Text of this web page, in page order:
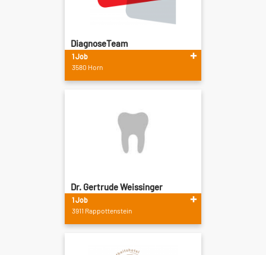
DiagnoseTeam
1 Job
3580 Horn
Dr. Gertrude Weissinger
1 Job
3911 Rappottenstein